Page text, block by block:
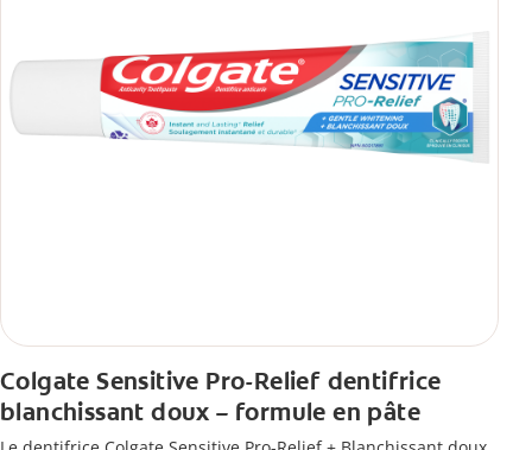
Colgate Sensitive Pro-Relief dentifrice
blanchissant doux – formule en pâte